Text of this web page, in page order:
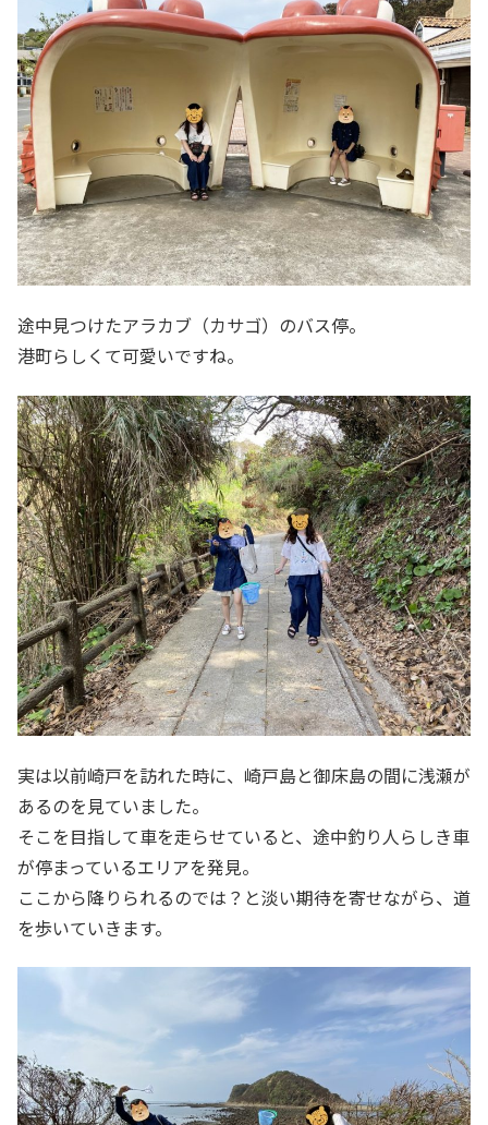
途中見つけたアラカブ（カサゴ）のバス停。
港町らしくて可愛いですね。
実は以前崎戸を訪れた時に、崎戸島と御床島の間に浅瀬が
あるのを見ていました。
そこを目指して車を走らせていると、途中釣り人らしき車
が停まっているエリアを発見。
ここから降りられるのでは？と淡い期待を寄せながら、道
を歩いていきます。